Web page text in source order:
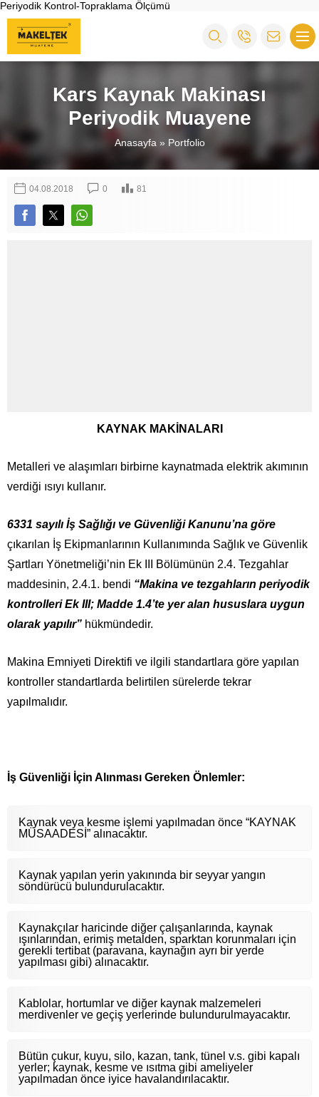
Periyodik Kontrol-Topraklama Ölçümü
Kars Kaynak Makinası
Periyodik Muayene
Anasayfa » Portfolio
04.08.2018 0 81
KAYNAK MAKİNALARI
Metalleri ve alaşımları birbirne kaynatmada elektrik akımının
verdiği ısıyı kullanır.
6331 sayılı İş Sağlığı ve Güvenliği Kanunu’na göre
çıkarılan İş Ekipmanlarının Kullanımında Sağlık ve Güvenlik
Şartları Yönetmeliği’nin Ek III Bölümünün 2.4. Tezgahlar
maddesinin, 2.4.1. bendi “Makina ve tezgahların periyodik
kontrolleri Ek III; Madde 1.4’te yer alan hususlara uygun
olarak yapılır” hükmündedir.
Makina Emniyeti Direktifi ve ilgili standartlara göre yapılan
kontroller standartlarda belirtilen sürelerde tekrar
yapılmalıdır.
İş Güvenliği İçin Alınması Gereken Önlemler:
Kaynak veya kesme işlemi yapılmadan önce “KAYNAK
MÜSAADESİ” alınacaktır.
Kaynak yapılan yerin yakınında bir seyyar yangın
söndürücü bulundurulacaktır.
Kaynakçılar haricinde diğer çalışanlarında, kaynak
ışınlarından, erimiş metalden, sparktan korunmaları için
gerekli tertibat (paravana, kaynağın ayrı bir yerde
yapılması gibi) alınacaktır.
Kablolar, hortumlar ve diğer kaynak malzemeleri
merdivenler ve geçiş yerlerinde bulundurulmayacaktır.
Bütün çukur, kuyu, silo, kazan, tank, tünel v.s. gibi kapalı
yerler; kaynak, kesme ve ısıtma gibi ameliyeler
yapılmadan önce iyice havalandırılacaktır.